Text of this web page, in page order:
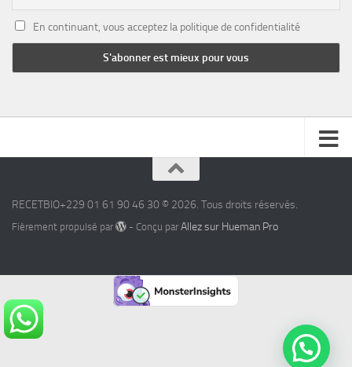
En continuant, vous acceptez la politique de confidentialité
RECETBIO+229 01 61 90 46 30 © 2026. Tous droits réservés.
Fièrement propulsé par - Conçu par Allez sur Hueman Pro